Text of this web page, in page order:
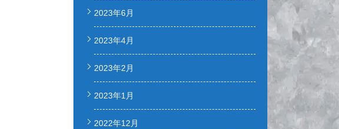
2023年6月
2023年4月
2023年2月
2023年1月
2022年12月